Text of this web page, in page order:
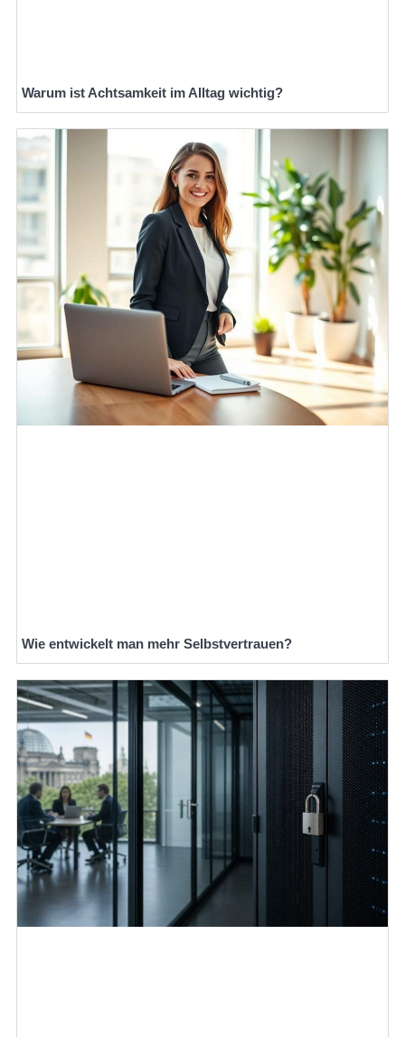
Warum ist Achtsamkeit im Alltag wichtig?
Wie entwickelt man mehr Selbstvertrauen?